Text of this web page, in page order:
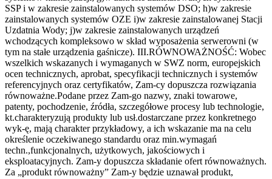
SSP i w zakresie zainstalowanych systemów DSO; h)w zakresie
zainstalowanych systemów OZE i)w zakresie zainstalowanej Stacji
Uzdatnia Wody; j)w zakresie zainstalowanych urządzeń
wchodzących kompleksowo w skład wyposażenia serwerowni (w
tym na stałe urządzenia gaśnicze). III.RÓWNOWAŻNOŚĆ: Wobec
wszelkich wskazanych i wymaganych w SWZ norm, europejskich
ocen technicznych, aprobat, specyfikacji technicznych i systemów
referencyjnych oraz certyfikatów, Zam-cy dopuszcza rozwiązania
równoważne.Podane przez Zam-go nazwy, znaki towarowe,
patenty, pochodzenie, źródła, szczegółowe procesy lub technologie,
kt.charakteryzują produkty lub usł.dostarczane przez konkretnego
wyk-ę, mają charakter przykładowy, a ich wskazanie ma na celu
określenie oczekiwanego standardu oraz min.wymagań
techn.,funkcjonalnych, użytkowych, jakościowych i
eksploatacyjnych. Zam-y dopuszcza składanie ofert równoważnych.
Za „produkt równoważny” Zam-y będzie uznawał produkt,